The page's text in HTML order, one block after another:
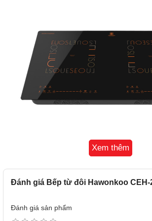
minh
Xem thêm
Đánh giá Bếp từ đôi Hawonkoo CEH-
Đánh giá sản phẩm